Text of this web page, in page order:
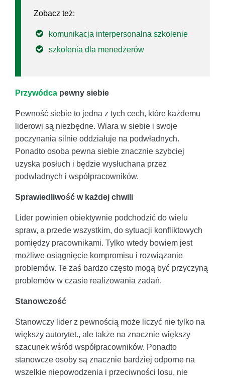
Zobacz też:
komunikacja interpersonalna szkolenie
szkolenia dla menedżerów
Przywódca pewny siebie
Pewność siebie to jedna z tych cech, które każdemu
liderowi są niezbędne. Wiara w siebie i swoje
poczynania silnie oddziałuje na podwładnych.
Ponadto osoba pewna siebie znacznie szybciej
uzyska posłuch i będzie wysłuchana przez
podwładnych i współpracowników.
Sprawiedliwość w każdej chwili
Lider powinien obiektywnie podchodzić do wielu
spraw, a przede wszystkim, do sytuacji konfliktowych
pomiędzy pracownikami. Tylko wtedy bowiem jest
możliwe osiągnięcie kompromisu i rozwiązanie
problemów. Te zaś bardzo często mogą być przyczyną
problemów w czasie realizowania zadań.
Stanowczość
Stanowczy lider z pewnością może liczyć nie tylko na
większy autorytet., ale także na znacznie większy
szacunek wśród współpracowników. Ponadto
stanowcze osoby są znacznie bardziej odporne na
wszelkie niepowodzenia i przeciwności losu, nie